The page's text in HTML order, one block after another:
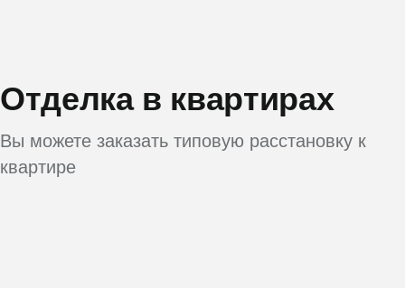
Отделка в квартирах
Вы можете заказать типовую расстановку к
квартире